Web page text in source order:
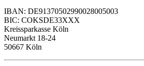
IBAN: DE91370502990028005003
BIC: COKSDE33XXX
Kreissparkasse Köln
Neumarkt 18-24
50667 Köln